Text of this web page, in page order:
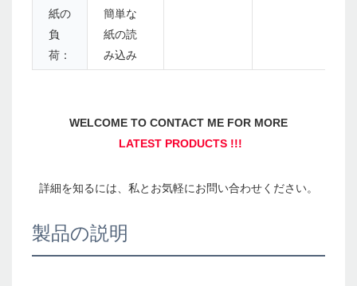
紙の
負
荷：
簡単な
紙の読
み込み
製品の説明